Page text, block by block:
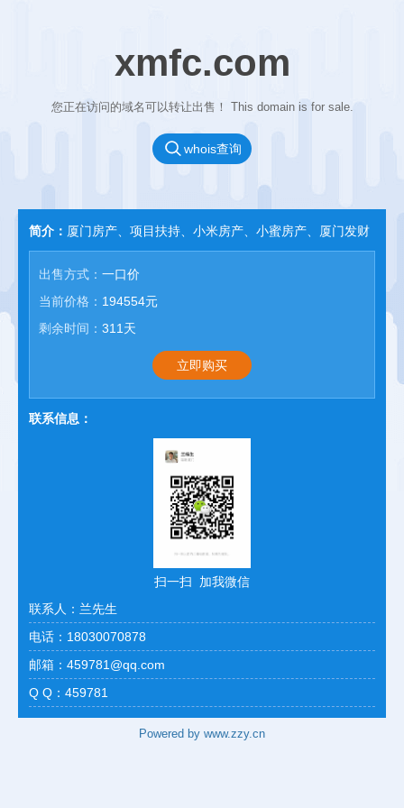
xmfc.com
您正在访问的域名可以转让出售！ This domain is for sale.
whois查询
简介： 厦门房产、项目扶持、小米房产、小蜜房产、厦门发财
出售方式：一口价
当前价格： 194554元
剩余时间：311天
立即购买
联系信息：
扫一扫 加我微信
联系人：兰先生
电话：18030070878
邮箱：459781@qq.com
Q Q：459781
Powered by www.zzy.cn